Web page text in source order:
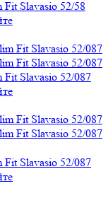
Slavasio 52/58
Slavasio 52/087
Slavasio 52/087